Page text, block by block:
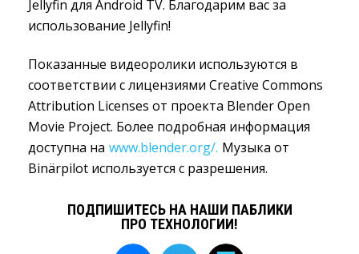
Jellyfin для Android TV. Благодарим вас за
использование Jellyfin!
Показанные видеоролики используются в
соответствии с лицензиями Creative Commons
Attribution Licenses от проекта Blender Open
Movie Project. Более подробная информация
доступна на www.blender.org/. Музыка от
Binärpilot используется с разрешения.
ПОДПИШИТЕСЬ НА НАШИ ПАБЛИКИ
ПРО ТЕХНОЛОГИИ!